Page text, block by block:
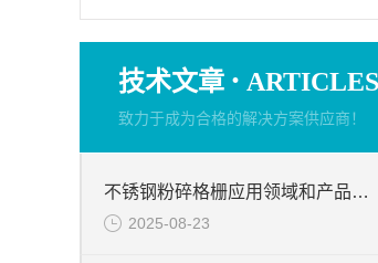
技术文章 · ARTICLES
致力于成为合格的解决方案供应商！
不锈钢粉碎格栅应用领域和产品特点等信息
2025-08-23